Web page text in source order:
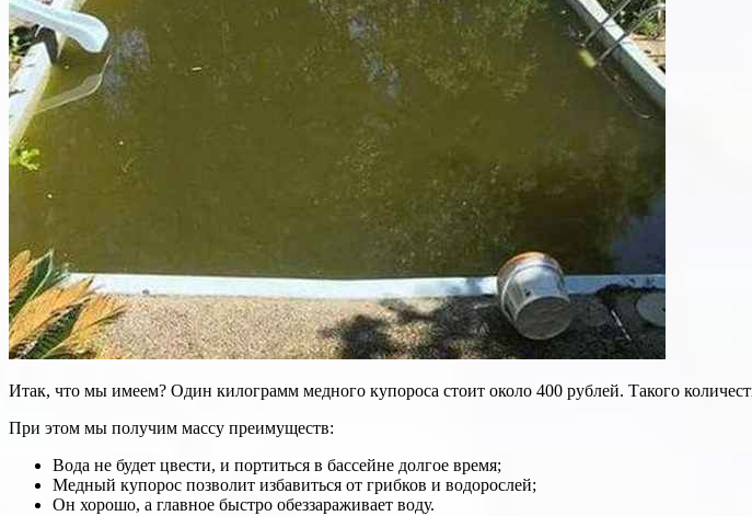
Итак, что мы имеем? Один килограмм медного купороса стоит около 400 рублей. Такого
При этом мы получим массу преимуществ:
Вода не будет цвести, и портиться в бассейне долгое время;
Медный купорос позволит избавиться от грибков и водорослей;
Он хорошо, а главное быстро обеззараживает воду.